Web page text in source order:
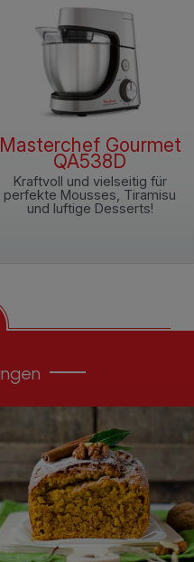
Masterchef Gourmet
QA538D
Kraftvoll und vielseitig für
perfekte Mousses, Tiramisu
und luftige Desserts!